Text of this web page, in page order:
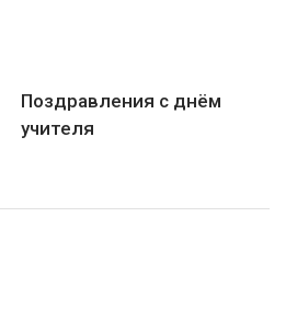
Поздравления с днём
учителя